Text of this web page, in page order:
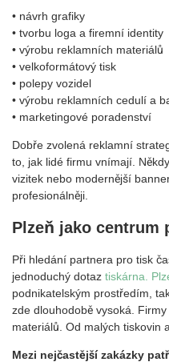
• návrh grafiky
• tvorbu loga a firemní identity
• výrobu reklamních materiálů
• velkoformátový tisk
• polepy vozidel
• výrobu reklamních cedulí a
• marketingové poradenství
Dobře zvolená reklamní
to, jak lidé firmu vnímají.
vizitek nebo modernější
profesionálněji.
Plzeň jako centrum
Při hledání partnera pro tisk
jednoduchý dotaz tiskárna.
podnikatelským prostředím,
zde dlouhodobě vysoká.
materiálů. Od malých tiskovin
Mezi nejčastější zakázky